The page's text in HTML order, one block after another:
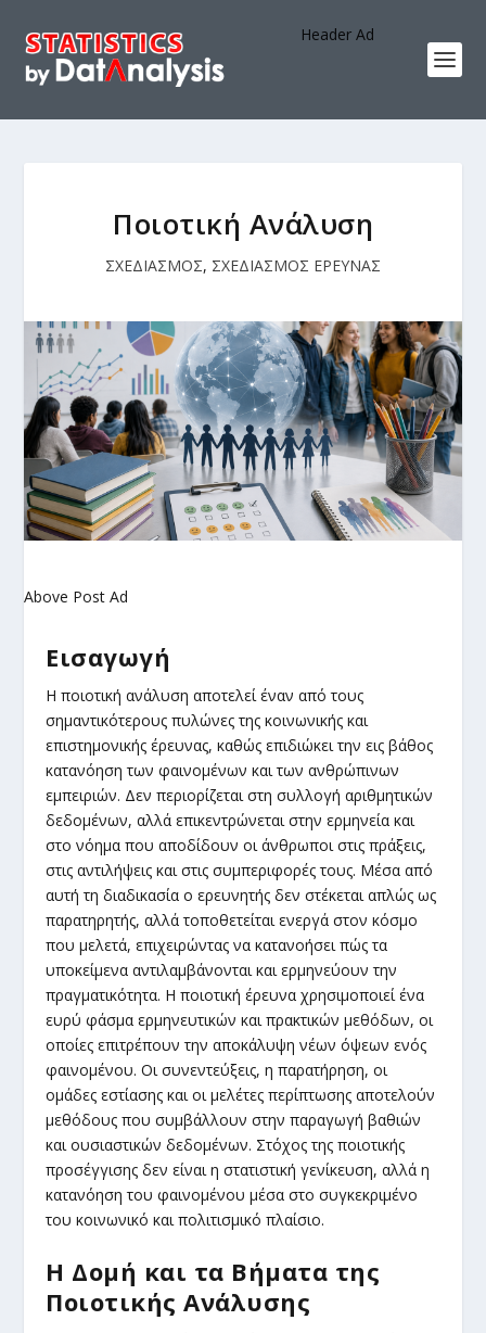
Header Ad
Ποιοτική Ανάλυση
ΣΧΕΔΙΑΣΜΟΣ, ΣΧΕΔΙΑΣΜΟΣ ΕΡΕΥΝΑΣ
Above Post Ad
Εισαγωγή
Η ποιοτική ανάλυση αποτελεί έναν από τους
σημαντικότερους πυλώνες της κοινωνικής και
επιστημονικής έρευνας, καθώς επιδιώκει την εις βάθος
κατανόηση των φαινομένων και των ανθρώπινων
εμπειριών. Δεν περιορίζεται στη συλλογή αριθμητικών
δεδομένων, αλλά επικεντρώνεται στην ερμηνεία και
στο νόημα που αποδίδουν οι άνθρωποι στις πράξεις,
στις αντιλήψεις και στις συμπεριφορές τους. Μέσα από
αυτή τη διαδικασία ο ερευνητής δεν στέκεται απλώς ως
παρατηρητής, αλλά τοποθετείται ενεργά στον κόσμο
που μελετά, επιχειρώντας να κατανοήσει πώς τα
υποκείμενα αντιλαμβάνονται και ερμηνεύουν την
πραγματικότητα. Η ποιοτική έρευνα χρησιμοποιεί ένα
ευρύ φάσμα ερμηνευτικών και πρακτικών μεθόδων, οι
οποίες επιτρέπουν την αποκάλυψη νέων όψεων ενός
φαινομένου. Οι συνεντεύξεις, η παρατήρηση, οι
ομάδες εστίασης και οι μελέτες περίπτωσης αποτελούν
μεθόδους που συμβάλλουν στην παραγωγή βαθιών
και ουσιαστικών δεδομένων. Στόχος της ποιοτικής
προσέγγισης δεν είναι η στατιστική γενίκευση, αλλά η
κατανόηση του φαινομένου μέσα στο συγκεκριμένο
του κοινωνικό και πολιτισμικό πλαίσιο.
Η Δομή και τα Βήματα της
Ποιοτικής Ανάλυσης